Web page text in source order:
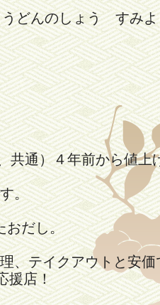
どんのしょう すみよ
通）４年前から値上
。
おだし。
、テイクアウトと安
援店！